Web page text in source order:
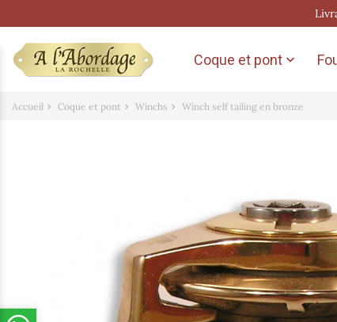
Coque et pont 
Accueil Coque et pont Winchs Winch self tailing en bronze